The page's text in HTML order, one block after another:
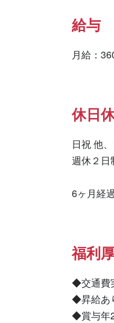
給与
月給：
休日
日祝 他
週休２日
6ヶ月経
福利
◆交通費
◆昇給あ
◆賞与年